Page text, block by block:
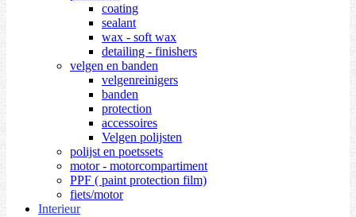
coating
sealant
wax - soft wax
detailing - finishers
velgen en banden
velgenreinigers
banden
protection
accessoires
Velgen polijsten
polijst en poetssets
motor - motorcompartiment
PPF ( paint protection film)
fiets/motor
Interieur